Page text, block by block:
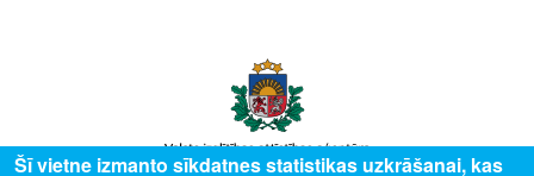
Šī vietne izmanto sīkdatnes statistikas uzkrāšanai, kas